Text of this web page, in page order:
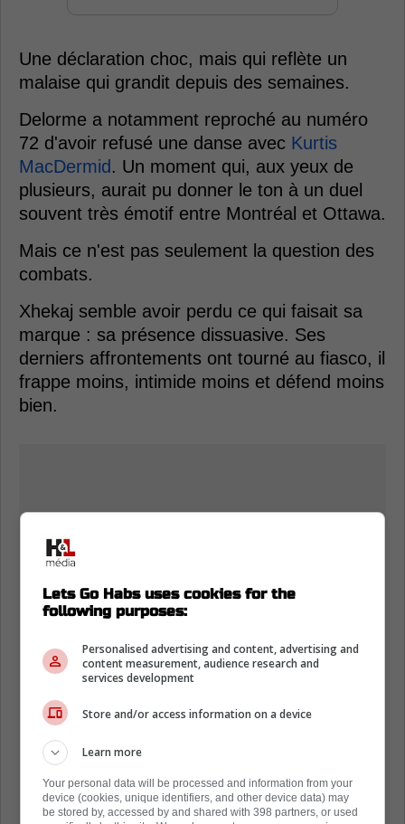
Une déclaration choc, mais qui reflète un
malaise qui grandit depuis des semaines.
Delorme a notamment reproché au numéro
72 d'avoir refusé une danse avec Kurtis
MacDermid . Un moment qui, aux yeux de
plusieurs, aurait pu donner le ton à un duel
souvent très émotif entre Montréal et Ottawa.
Mais ce n'est pas seulement la question des
combats.
Xhekaj semble avoir perdu ce qui faisait sa
marque : sa présence dissuasive. Ses
derniers affrontements ont tourné au fiasco, il
frappe moins, intimide moins et défend moins
bien.
Lets Go Habs uses cookies for the
following purposes:
Personalised advertising and content, advertising and
content measurement, audience research and
services development
Store and/or access information on a device
Learn more
Your personal data will be processed and information from your
device (cookies, unique identifiers, and other device data) may
be stored by, accessed by and shared with 398 partners, or used